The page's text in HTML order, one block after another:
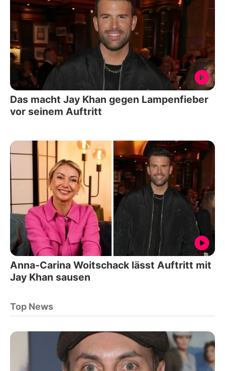
Das macht Jay Khan gegen Lampenfieber
vor seinem Auftritt
Anna-Carina Woitschack lässt Auftritt mit
Jay Khan sausen
Top News